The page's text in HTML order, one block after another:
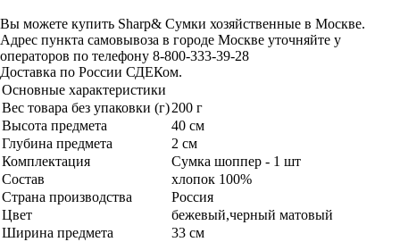
Вы можете купить Sharp& Сумки хозяйственные в Москве.
Адрес пункта самовывоза в городе Москве уточняйте у
операторов по телефону 8-800-333-39-28
Доставка по России СДЕКом.
Основные характеристики
Вес товара без упаковки (г)200 г
Высота предмета
40 см
Глубина предмета
2 см
Комплектация
Сумка шоппер - 1 шт
Состав
хлопок 100%
Страна производства
Россия
Цвет
бежевый,черный матовый
Ширина предмета
33 см